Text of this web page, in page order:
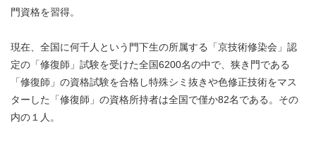
門資格を習得。
現在、全国に何千人という門下生の所属する「京技術修染会」認
定の「修復師」試験を受けた全国6200名の中で、狭き門である
「修復師」の資格試験を合格し特殊シミ抜きや色修正技術をマス
ターした「修復師」の資格所持者は全国で僅か82名である。その
内の１人。